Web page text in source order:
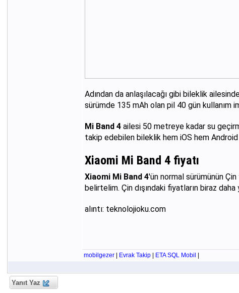
Adından da anlaşılacağı gibi bileklik
sürümde 135 mAh olan pil 40 gün kullanım
Mi Band 4ailesi 50 metreye kadar su
takip edebilen bileklik hem iOS hem
Xiaomi Mi Band 4 fiyatı
Xiaomi Mi Band 4'ün normal sürümünün
belirtelim. Çin dışındaki fiyatların biraz
alıntı: teknolojioku.com
mobilgezer| Evrak Takip| ETA SQL Mobil
Yanıt Yaz